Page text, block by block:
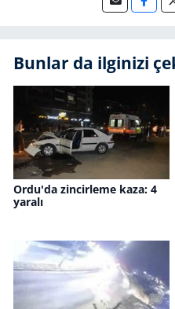
Bunlar da ilginizi
Ordu'da zincirleme kaza: 4
yaralı